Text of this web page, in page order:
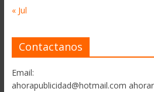
« Jul
Contactanos
Email:
ahorapublicidad@hotmail.com